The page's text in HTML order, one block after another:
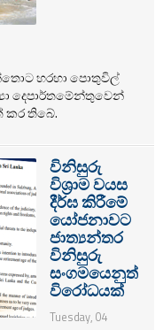
හරහා පොතුවිල්
දෙපාර්තමේන්තුවෙන්
තිබේ.
විනිසුරු
විශ්‍රාම වයස
දීර්ඝ කිරීමේ
යෝජනාවට
ජාත්‍යන්තර
විනිසුරු
සංගමයෙනුත්
විරෝධයක්
Tuesday, 04